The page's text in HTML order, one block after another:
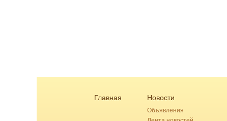
Главная Новости
Объявления